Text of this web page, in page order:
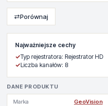
Najważniejsze cechy
✓Typ rejestratora: Rejestrator HD
✓Liczba kanałów: 8
DANE PRODUKTU
Marka GeoVision
⇄Porównaj